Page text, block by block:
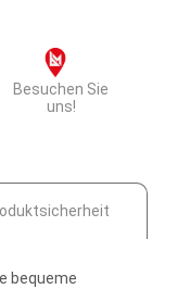
Besuchen Sie
uns!
bequeme